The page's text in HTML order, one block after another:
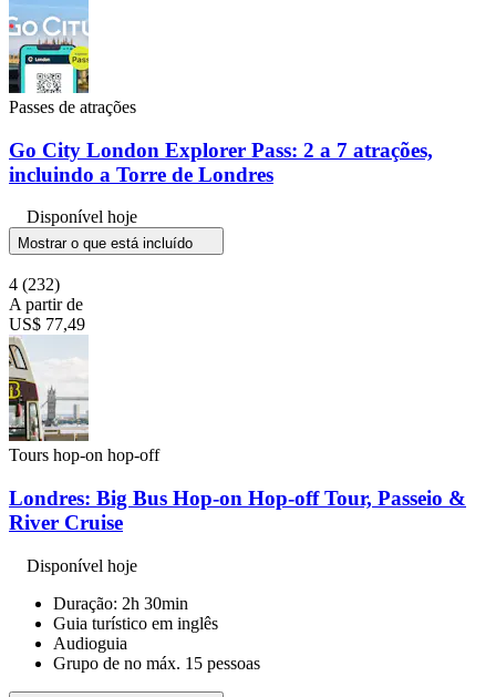
Passes de atrações
Go City London Explorer Pass: 2 a 7 atrações,
incluindo a Torre de Londres
Disponível hoje
Mostrar o que está incluído
4 (232)
A partir de
US$ 77,49
Tours hop-on hop-off
Londres: Big Bus Hop-on Hop-off Tour, Passeio &
River Cruise
Disponível hoje
Duração: 2h 30min
Guia turístico em inglês
Audioguia
Grupo de no máx. 15 pessoas